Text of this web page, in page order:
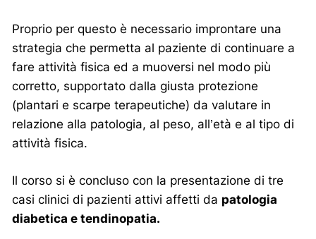
Proprio per questo è necessario improntare una
strategia che permetta al paziente di continuare a
fare attività fisica ed a muoversi nel modo più
corretto, supportato dalla giusta protezione
(plantari e scarpe terapeutiche) da valutare in
relazione alla patologia, al peso, all’età e al tipo di
attività fisica.
Il corso si è concluso con la presentazione di tre
casi clinici di pazienti attivi affetti da patologia
diabetica e tendinopatia.